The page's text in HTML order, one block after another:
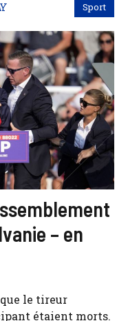
Sport
– en
le tireur
étaient morts.